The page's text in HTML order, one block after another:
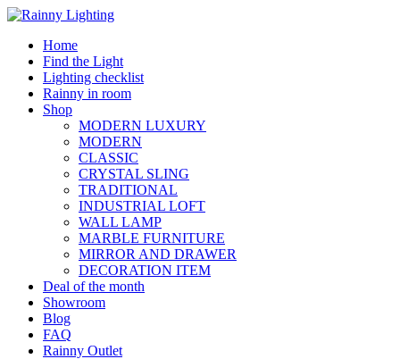
Skip
contentHome
Find the Light
Lighting checklist
Rainny in room
Shop
MODERN LUXURY
MODERN
CLASSIC
CRYSTAL SLING
TRADITIONAL
INDUSTRIAL LOFT
WALL LAMP
MARBLE FURNITURE
MIRROR AND DRAWER
DECORATION ITEM
Deal of the month
Showroom
Blog
FAQ
Rainny Outlet